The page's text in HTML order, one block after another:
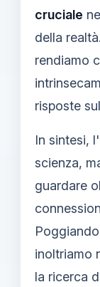
cruciale
della
rendiamo
risposte
In sintesi,
scienza,
guardare
inoltriamo
la ricerca